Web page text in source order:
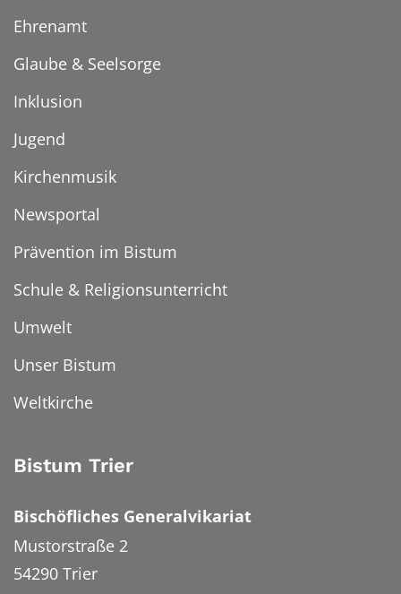
Ehrenamt
Glaube & Seelsorge
Inklusion
Jugend
Kirchenmusik
Newsportal
Prävention im Bistum
Schule & Religionsunterricht
Umwelt
Unser Bistum
Weltkirche
Bistum Trier
Bischöfliches Generalvikariat
Mustorstraße 2
54290 Trier